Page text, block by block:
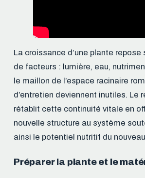
La croissance d’une plante repose
de facteurs : lumière, eau,
le maillon de l’espace racinaire
d’entretien deviennent inutiles. Le
rétablit cette continuité vitale en
nouvelle structure au système
ainsi le potentiel nutritif du
Préparer la plante et le